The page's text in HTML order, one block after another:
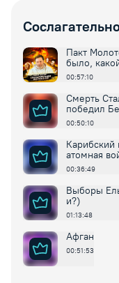
Пакт
было,
00:57:10
Смерть
победил
00:50:10
Карибский
атомная
00:36:49
Выборы
и?)
01:13:48
Афган
00:51:53